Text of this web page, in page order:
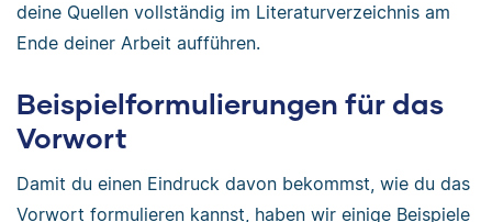
deine Quellen vollständig im Literaturverzeichnis am
Ende deiner Arbeit aufführen.
Beispielformulierungen für das
Vorwort
Damit du einen Eindruck davon bekommst, wie du das
Vorwort formulieren kannst, haben wir einige Beispiele